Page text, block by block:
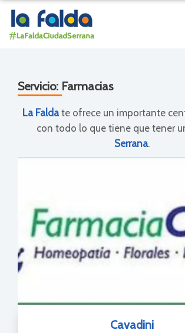
Servicio: Farmacias
La Faldate ofrece un importante
con todo lo que tiene que tener
Serrana.
Cavadini